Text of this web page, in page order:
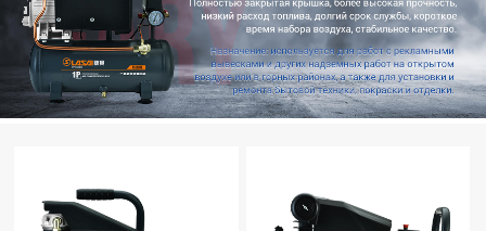
ЛЕНТОЧНЫЕ ТРАНСПОРТЕРЫ СЕРИИ
ЗАКРЫВАТЬ